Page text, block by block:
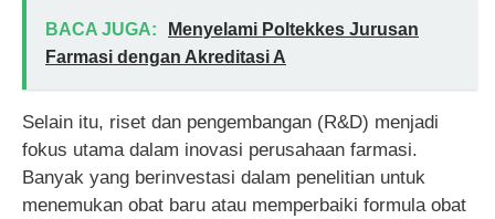
BACA JUGA:
Menyelami Poltekkes Jurusan
Farmasi dengan Akreditasi A
Selain itu, riset dan pengembangan (R&D) menjadi
fokus utama dalam inovasi perusahaan farmasi.
Banyak yang berinvestasi dalam penelitian untuk
menemukan obat baru atau memperbaiki formula obat